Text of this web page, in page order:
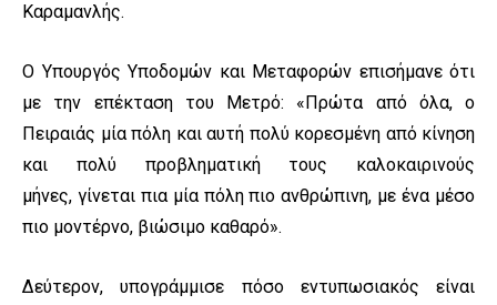
Καραμανλής.
Ο Υπουργός Υποδομών και Μεταφορών επισήμανε ότι
με την επέκταση του Μετρό: «Πρώτα από όλα, ο
Πειραιάς μία πόλη και αυτή πολύ κορεσμένη από κίνηση
και πολύ προβληματική τους καλοκαιρινούς
μήνες, γίνεται πια μία πόλη πιο ανθρώπινη, με ένα μέσο
πιο μοντέρνο, βιώσιμο καθαρό».
Δεύτερον, υπογράμμισε πόσο εντυπωσιακός είναι